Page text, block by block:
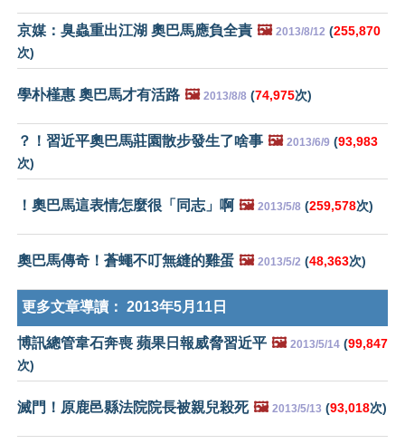
京媒：臭蟲重出江湖 奧巴馬應負全責 🖼️ 2013/8/12 (255,870
次)
學朴槿惠 奧巴馬才有活路 🖼️ 2013/8/8 (74,975次)
？！習近平奧巴馬莊園散步發生了啥事 🖼️ 2013/6/9 (93,983
次)
！奧巴馬這表情怎麼很「同志」啊 🖼️ 2013/5/8 (259,578次)
奧巴馬傳奇！蒼蠅不叮無縫的雞蛋 🖼️ 2013/5/2 (48,363次)
更多文章導讀： 2013年5月11日
博訊總管韋石奔喪 蘋果日報威脅習近平 🖼️ 2013/5/14 (99,847
次)
滅門！原鹿邑縣法院院長被親兒殺死 🖼️ 2013/5/13 (93,018次)